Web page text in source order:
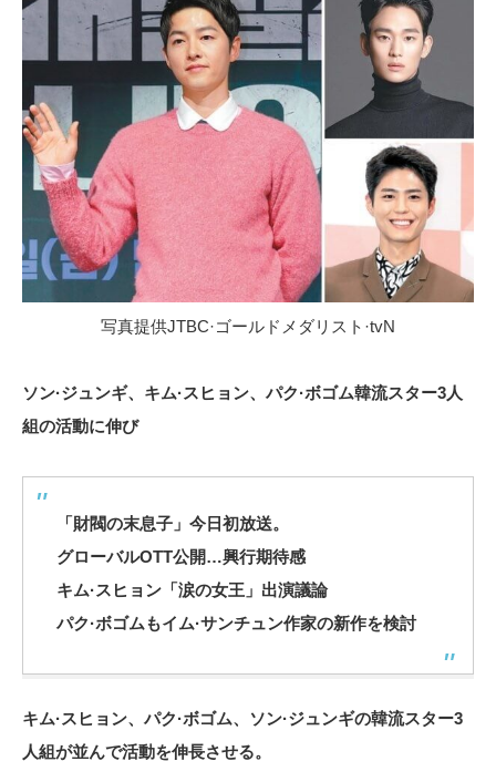
写真提供JTBC·ゴールドメダリスト·tvN
ソン·ジュンギ、キム·スヒョン、パク·ボゴム韓流スター3人
組の活動に伸び
「財閥の末息子」今日初放送。
グローバルOTT公開…興行期待感
キム·スヒョン「涙の女王」出演議論
パク·ボゴムもイム·サンチュン作家の新作を検討
キム·スヒョン、パク·ボゴム、ソン·ジュンギの韓流スター3
人組が並んで活動を伸長させる。